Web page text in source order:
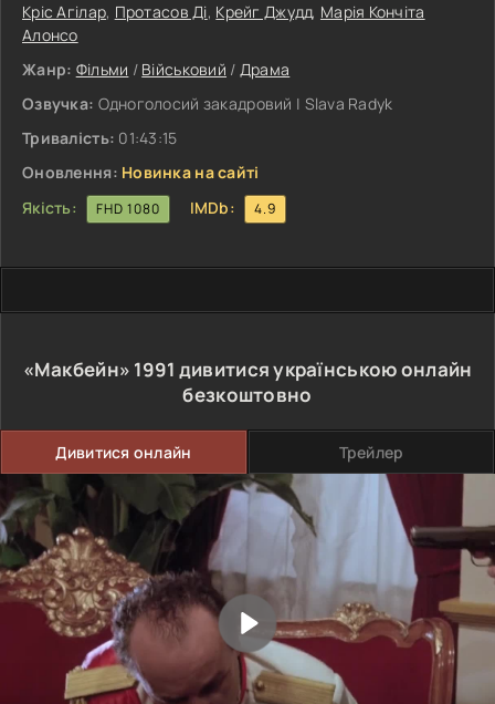
Кріс Агілар, Протасов Ді, Крейг Джудд, Марія Кончіта
Алонсо
Жанр: Фільми / Військовий / Драма
Озвучка: Одноголосий закадровий | Slava Radyk
Тривалість: 01:43:15
Оновлення: Новинка на сайті
Якість:
FHD 1080 IMDb: 4.9
«Макбейн» 1991 дивитися українською онлайн
безкоштовно
Дивитися онлайн Трейлер